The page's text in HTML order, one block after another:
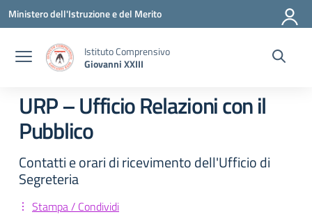
Vai ai contenuti
Vai al menu di navigazione
Vai al footer
Ministero dell'Istruzione e del Merito
Istituto Comprensivo
Giovanni XXIII
URP – Ufficio Relazioni con il
Pubblico
Contatti e orari di ricevimento dell'Ufficio di
Segreteria
Stampa / Condividi